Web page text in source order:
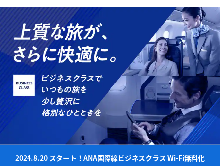
2024.8.20 スタート！ANA国際線ビジネスクラス Wi-Fi無料化